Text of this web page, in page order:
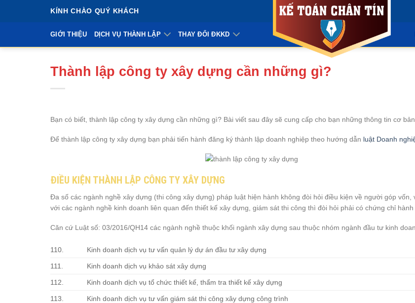
KÍNH CHÀO QUÝ KHÁCH
GIỚI THIỆU DỊCH VỤ THÀNH LẬP THAY ĐỔI ĐKKD
Thành lập công ty xây dựng cần những gì?
Bạn có biết, thành lập công ty xây dựng cần những gì? Bài viết sau đây sẽ cung cấp cho bạn những thông tin cơ
Để thành lập công ty xây dựng bạn phải tiến hành đăng ký thành lập doanh nghiệp theo hướng dẫn luật Doanh
ĐIỀU KIỆN THÀNH LẬP CÔNG TY XÂY DỰNG
Đa số các ngành nghề xây dựng (thi công xây dựng) pháp luật hiện hành không đòi hỏi điều kiện về người góp
với các ngành nghề kinh doanh liên quan đến thiết kế xây dựng, giám sát thi công thì đòi hỏi phải có chứng chỉ hành
Căn cứ Luật số: 03/2016/QH14 các ngành nghề thuộc khối ngành xây dựng sau thuộc nhóm ngành đầu tư kinh
110. Kinh doanh dịch vụ tư vấn quản lý dự án đầu tư xây dựng
111. Kinh doanh dịch vụ khảo sát xây dựng
112. Kinh doanh dịch vụ tổ chức thiết kế, thẩm tra thiết kế xây dựng
113. Kinh doanh dịch vụ tư vấn giám sát thi công xây dựng công trình